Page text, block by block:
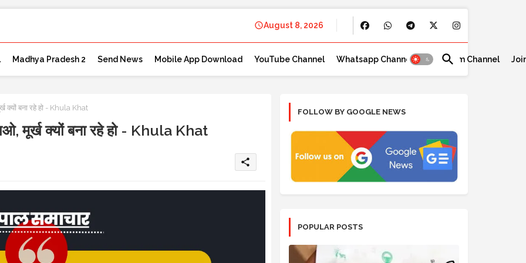
August 8, 2026
Madhya Pradesh 2 Send News Mobile App Download YouTube Channel Whatsapp Channel Telegram Channel
क्यों बना रहे हो - Khula Khat
मूर्ख क्यों बना रहे हो - Khula Khat
share
FOLLOW BY GOOGLE NEWS
POPULAR POSTS